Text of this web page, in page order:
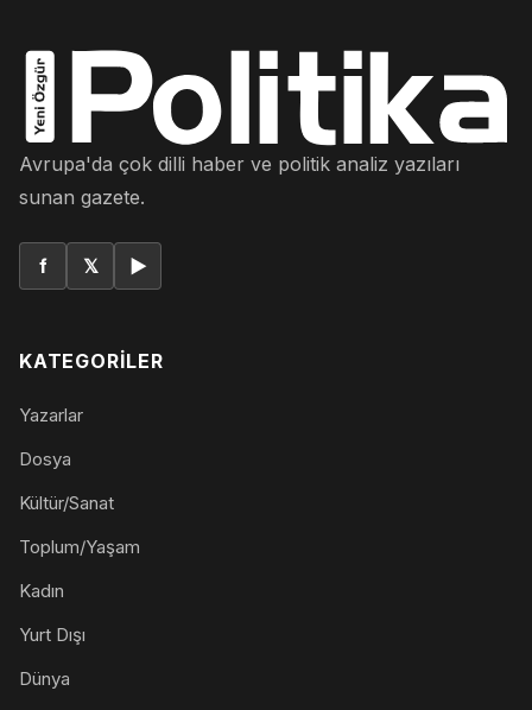
Avrupa'da çok dilli haber ve politik analiz yazıları
sunan gazete.
f 𝕏 ▶
KATEGORILER
Yazarlar
Dosya
Kültür/Sanat
Toplum/Yaşam
Kadın
Yurt Dışı
Dünya